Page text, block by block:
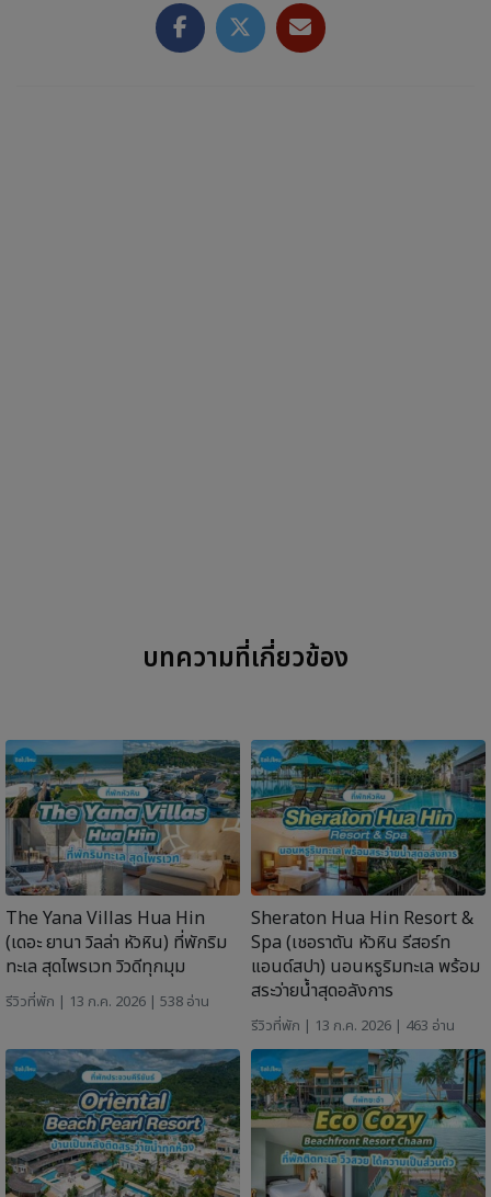
บทความที่เกี่ยวข้อง
The Yana Villas Hua Hin
(เดอะ ยานา วิลล่า หัวหิน) ที่พักริม
ทะเล สุดไพรเวท วิวดีทุกมุม
รีวิวที่พัก | 13 ก.ค. 2026 | 538 อ่าน
Sheraton Hua Hin Resort &
Spa (เชอราตัน หัวหิน รีสอร์ท
แอนด์สปา) นอนหรูริมทะเล พร้อม
สระว่ายน้ำสุดอลังการ
รีวิวที่พัก | 13 ก.ค. 2026 | 463 อ่าน